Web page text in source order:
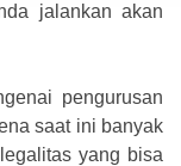
jalankan akan
pengurusan
saat ini banyak
yang bisa